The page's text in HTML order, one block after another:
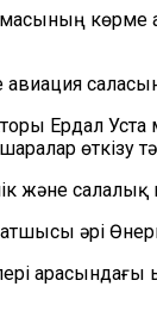
Ердал
өткізу
және
әрі
арасындағы